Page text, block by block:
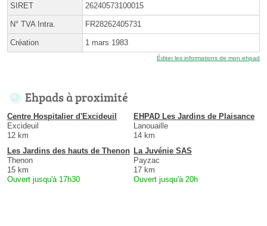
SIRET 26240573100015
N° TVA Intra. FR28262405731
Création 1 mars 1983
Éditer les informations de mon ehpad
Ehpads à proximité
Centre Hospitalier d'Excideuil
Excideuil
12 km
EHPAD Les Jardins de Plaisance
Lanouaille
14 km
Les Jardins des hauts de Thenon
Thenon
15 km
Ouvert jusqu'à 17h30
La Juvénie SAS
Payzac
17 km
Ouvert jusqu'à 20h